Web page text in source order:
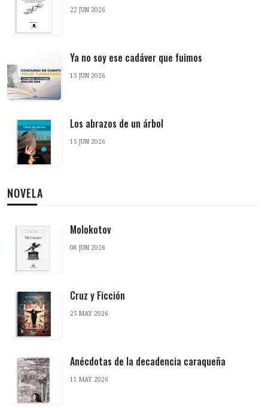
22 JUN 2026
Ya no soy ese cadáver que fuimos
15 JUN 2026
Los abrazos de un árbol
15 JUN 2026
NOVELA
Molokotov
08 JUN 2026
Cruz y Ficción
25 MAY 2026
Anécdotas de la decadencia caraqueña
11 MAY 2026